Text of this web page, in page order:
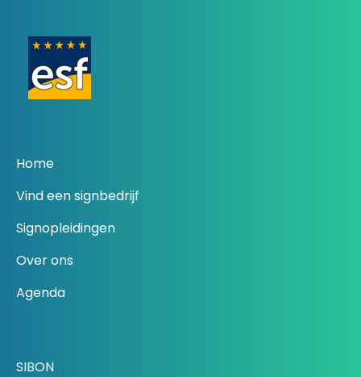
Home
Vind een signbedrijf
Signopleidingen
Over ons
Agenda
SIBON